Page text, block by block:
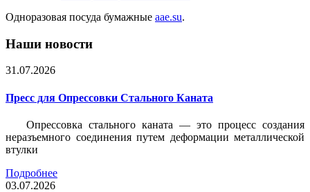
Одноразовая посуда бумажные aae.su.
Наши новости
31.07.2026
Пресс для Опрессовки Стального Каната
Опрессовка стального каната — это процесс создания
неразъемного соединения путем деформации металлической
втулки
Подробнее
03.07.2026